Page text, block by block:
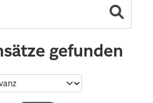
gefunden